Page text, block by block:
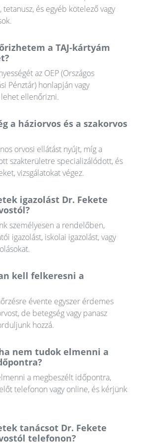
és egyéb kötelező vagy
a TAJ-kártyám
az OEP (Országos
Pénztár) honlapján vagy
ellenőrizni.
a háziorvos és a szakorvos
orvosi ellátást nyújt, míg a
szakterületre specializálódott, és
vizsgálatokat végez.
igazolást Dr. Fekete
személyesen a rendelőben,
igazolást, iskolai igazolást, vagy
kell felkeresni a
évente egyszer érdemes
de betegség vagy panasz
hozzá.
nem tudok elmenni a
a megbeszélt időpontra,
telefonon vagy online, és kérjünk
tanácsot Dr. Fekete
telefonon?